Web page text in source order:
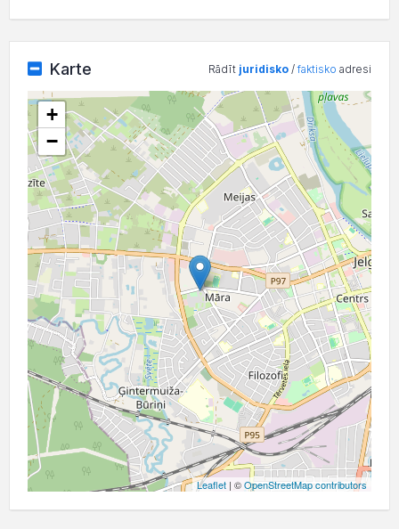
Karte Rādīt juridisko /faktisko adresi
+
−
Leaflet | ©OpenStreetMap contributors